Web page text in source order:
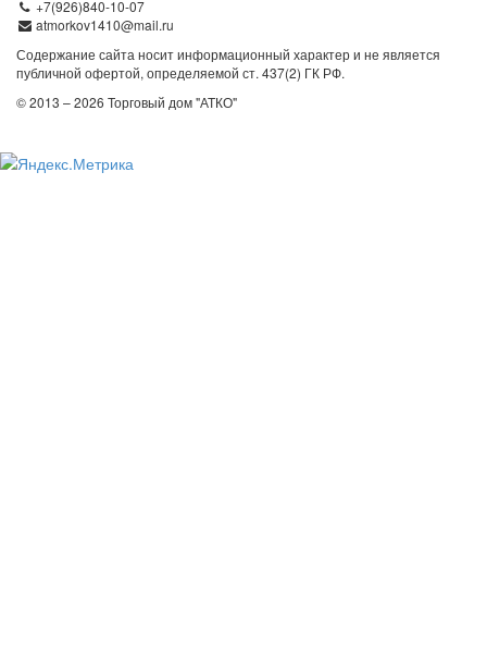
+7(926)840-10-07
atmorkov1410@mail.ru
Содержание сайта носит информационный характер и не является
публичной офертой, определяемой ст. 437(2) ГК РФ.
© 2013 – 2026 Торговый дом "АТКО"